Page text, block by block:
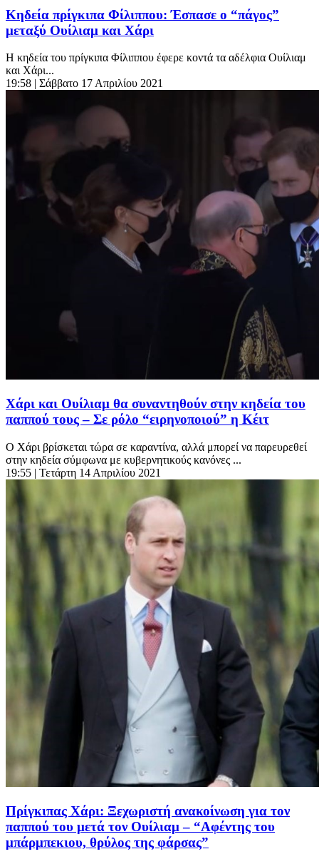
Κηδεία πρίγκιπα Φίλιππου: Έσπασε ο “πάγος”
μεταξύ Ουίλιαμ και Χάρι
Η κηδεία του πρίγκιπα Φίλιππου έφερε κοντά τα αδέλφια Ουίλιαμ
και Χάρι...
19:58 | Σάββατο 17 Απριλίου 2021
Χάρι και Ουίλιαμ θα συναντηθούν στην κηδεία του
παππού τους – Σε ρόλο “ειρηνοποιού” η Κέιτ
Ο Χάρι βρίσκεται τώρα σε καραντίνα, αλλά μπορεί να παρευρεθεί
στην κηδεία σύμφωνα με κυβερνητικούς κανόνες ...
19:55 | Τετάρτη 14 Απριλίου 2021
Πρίγκιπας Χάρι: Ξεχωριστή ανακοίνωση για τον
παππού του μετά τον Ουίλιαμ – “Αφέντης του
μπάρμπεκιου, θρύλος της φάρσας”